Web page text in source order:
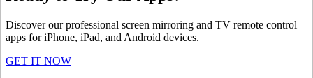
Discover our professional screen mirroring and TV remote control
apps for iPhone, iPad, and Android devices.
GET IT NOW